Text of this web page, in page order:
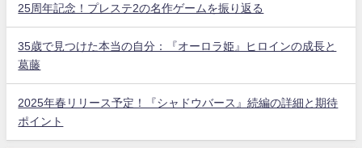
25周年記念！プレステ2の名作ゲームを振り返る
35歳で見つけた本当の自分：『オーロラ姫』ヒロインの成長と
葛藤
2025年春リリース予定！『シャドウバース』続編の詳細と期待
ポイント